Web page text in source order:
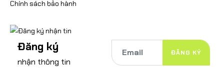
Chính sách bảo hành
Đăng ký
nhận thông tin
ĐĂNG KÝ